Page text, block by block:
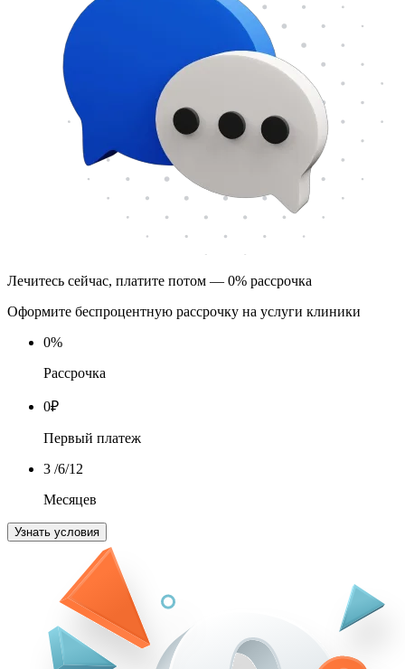
Лечитесь сейчас, платите потом — 0% рассрочка
Оформите беспроцентную рассрочку на услуги клиники
0%
Рассрочка
0₽
Первый платеж
3 /6/12
Месяцев
Узнать условия